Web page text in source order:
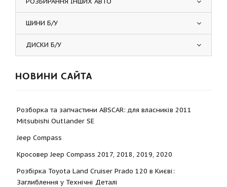
ШИНИ Б/У
ДИСКИ Б/У
НОВИНИ САЙТА
Розборка та запчастини ABSCAR: для власників 2011
Mitsubishi Outlander SE
Jeep Compass
Кросовер Jeep Compass 2017, 2018, 2019, 2020
Розбірка Toyota Land Cruiser Prado 120 в Києві:
Заглиблення у Технічні Деталі